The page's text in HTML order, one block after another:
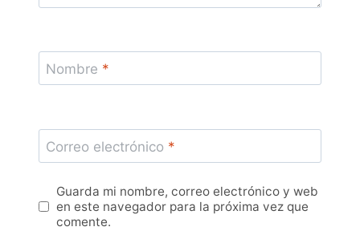
Nombre *
Correo electrónico *
Guarda mi nombre, correo electrónico y web
en este navegador para la próxima vez que
comente.